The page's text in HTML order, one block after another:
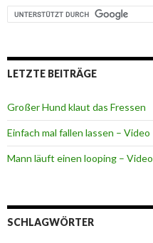
LETZTE BEITRÄGE
Großer Hund klaut das Fressen
Einfach mal fallen lassen – Video
Mann läuft einen looping – Video
SCHLAGWÖRTER